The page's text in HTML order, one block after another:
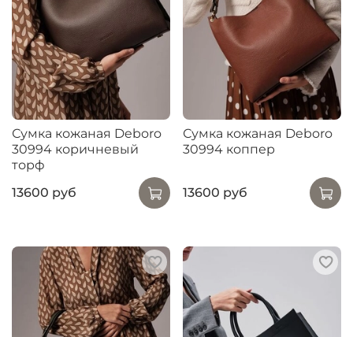
Сумка кожаная Deboro
30994 коричневый
торф
13600 руб
Сумка кожаная Deboro
30994 коппер
13600 руб